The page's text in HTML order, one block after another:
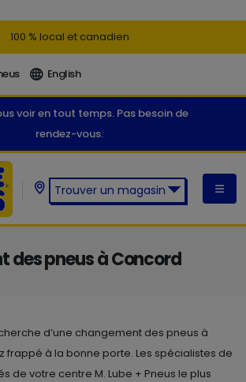
100 % local et canadien
English
voir en tout temps. Pas besoin de
rendez-vous.
Trouver un magasin
des pneus à Concord
d’une changement des pneus à
frappé à la bonne porte. Les spécialistes de
de votre centre M. Lube + Pneus le plus